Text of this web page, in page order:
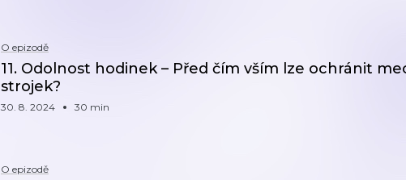
O epizodě
11. Odolnost hodinek – Před čím vším lze ochránit
strojek?
30. 8. 2024 30 min
O epizodě